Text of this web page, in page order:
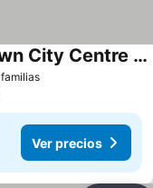
Ver precios
Holiday Inn Express Cape Town City Centre By Ihg
Ver precios